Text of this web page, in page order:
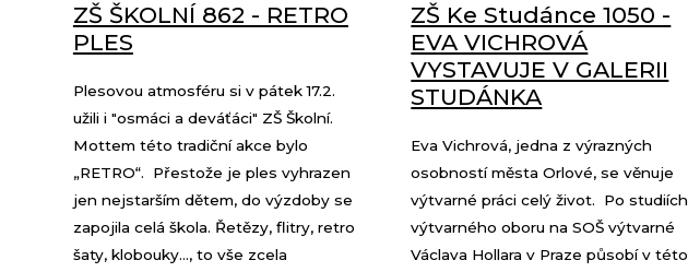
ZŠ ŠKOLNÍ 862 - RETRO
PLES
Plesovou atmosféru si v pátek 17.2.
užili i "osmáci a deváťáci" ZŠ Školní.
Mottem této tradiční akce bylo
„RETRO“. Přestože je ples vyhrazen
jen nejstarším dětem, do výzdoby se
zapojila celá škola. Řetězy, flitry, retro
šaty, klobouky..., to vše zcela
ZŠ Ke Studánce 1050 -
EVA VICHROVÁ
VYSTAVUJE V GALERII
STUDÁNKA
Eva Vichrová, jedna z výrazných
osobností města Orlové, se věnuje
výtvarné práci celý život. Po studiích
výtvarného oboru na SOŠ výtvarné
Václava Hollara v Praze působí v této